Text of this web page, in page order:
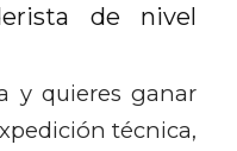
de nivel
y quieres ganar
técnica,